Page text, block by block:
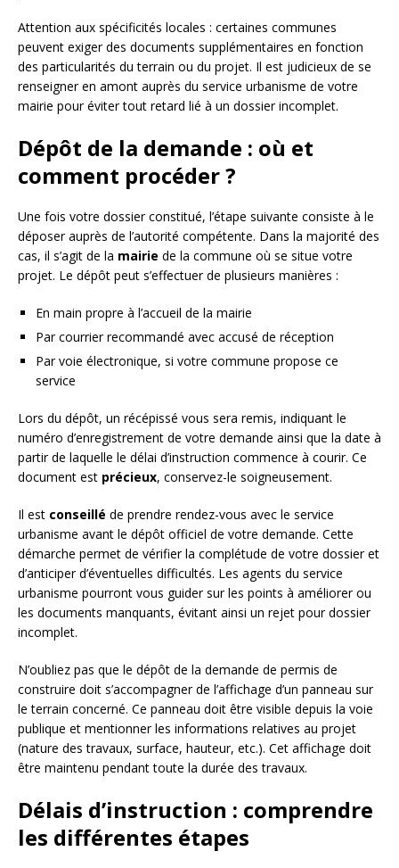
Attention aux spécificités locales : certaines communes
peuvent exiger des documents supplémentaires en fonction
des particularités du terrain ou du projet. Il est judicieux de se
renseigner en amont auprès du service urbanisme de votre
mairie pour éviter tout retard lié à un dossier incomplet.
Dépôt de la demande : où et
comment procéder ?
Une fois votre dossier constitué, l’étape suivante consiste à le
déposer auprès de l’autorité compétente. Dans la majorité des
cas, il s’agit de la mairie de la commune où se situe votre
projet. Le dépôt peut s’effectuer de plusieurs manières :
En main propre à l’accueil de la mairie
Par courrier recommandé avec accusé de réception
Par voie électronique, si votre commune propose ce
service
Lors du dépôt, un récépissé vous sera remis, indiquant le
numéro d’enregistrement de votre demande ainsi que la date à
partir de laquelle le délai d’instruction commence à courir. Ce
document est précieux, conservez-le soigneusement.
Il est conseillé de prendre rendez-vous avec le service
urbanisme avant le dépôt officiel de votre demande. Cette
démarche permet de vérifier la complétude de votre dossier et
d’anticiper d’éventuelles difficultés. Les agents du service
urbanisme pourront vous guider sur les points à améliorer ou
les documents manquants, évitant ainsi un rejet pour dossier
incomplet.
N’oubliez pas que le dépôt de la demande de permis de
construire doit s’accompagner de l’affichage d’un panneau sur
le terrain concerné. Ce panneau doit être visible depuis la voie
publique et mentionner les informations relatives au projet
(nature des travaux, surface, hauteur, etc.). Cet affichage doit
être maintenu pendant toute la durée des travaux.
Délais d’instruction : comprendre
les différentes étapes